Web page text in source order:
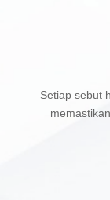
Setiap sebut